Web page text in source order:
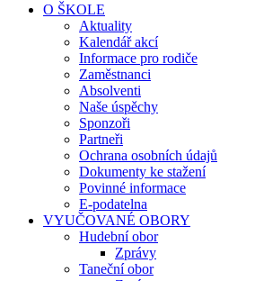
O ŠKOLE
Aktuality
Kalendář akcí
Informace pro rodiče
Zaměstnanci
Absolventi
Naše úspěchy
Sponzoři
Partneři
Ochrana osobních údajů
Dokumenty ke stažení
Povinné informace
E-podatelna
VYUČOVANÉ OBORY
Hudební obor
Zprávy
Taneční obor